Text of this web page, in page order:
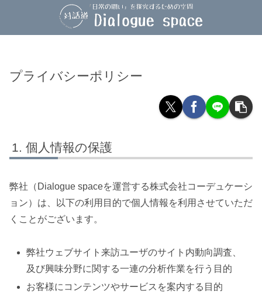
プライバシーポリシー
個人情報の保護
弊社（Dialogue spaceを運営する株式会社コーデュケーシ
ョン）は、以下の利用目的で個人情報を利用させていただ
くことがございます。
弊社ウェブサイト来訪ユーザのサイト内動向調査、
及び興味分野に関する一連の分析作業を行う目的
お客様にコンテンツやサービスを案内する目的